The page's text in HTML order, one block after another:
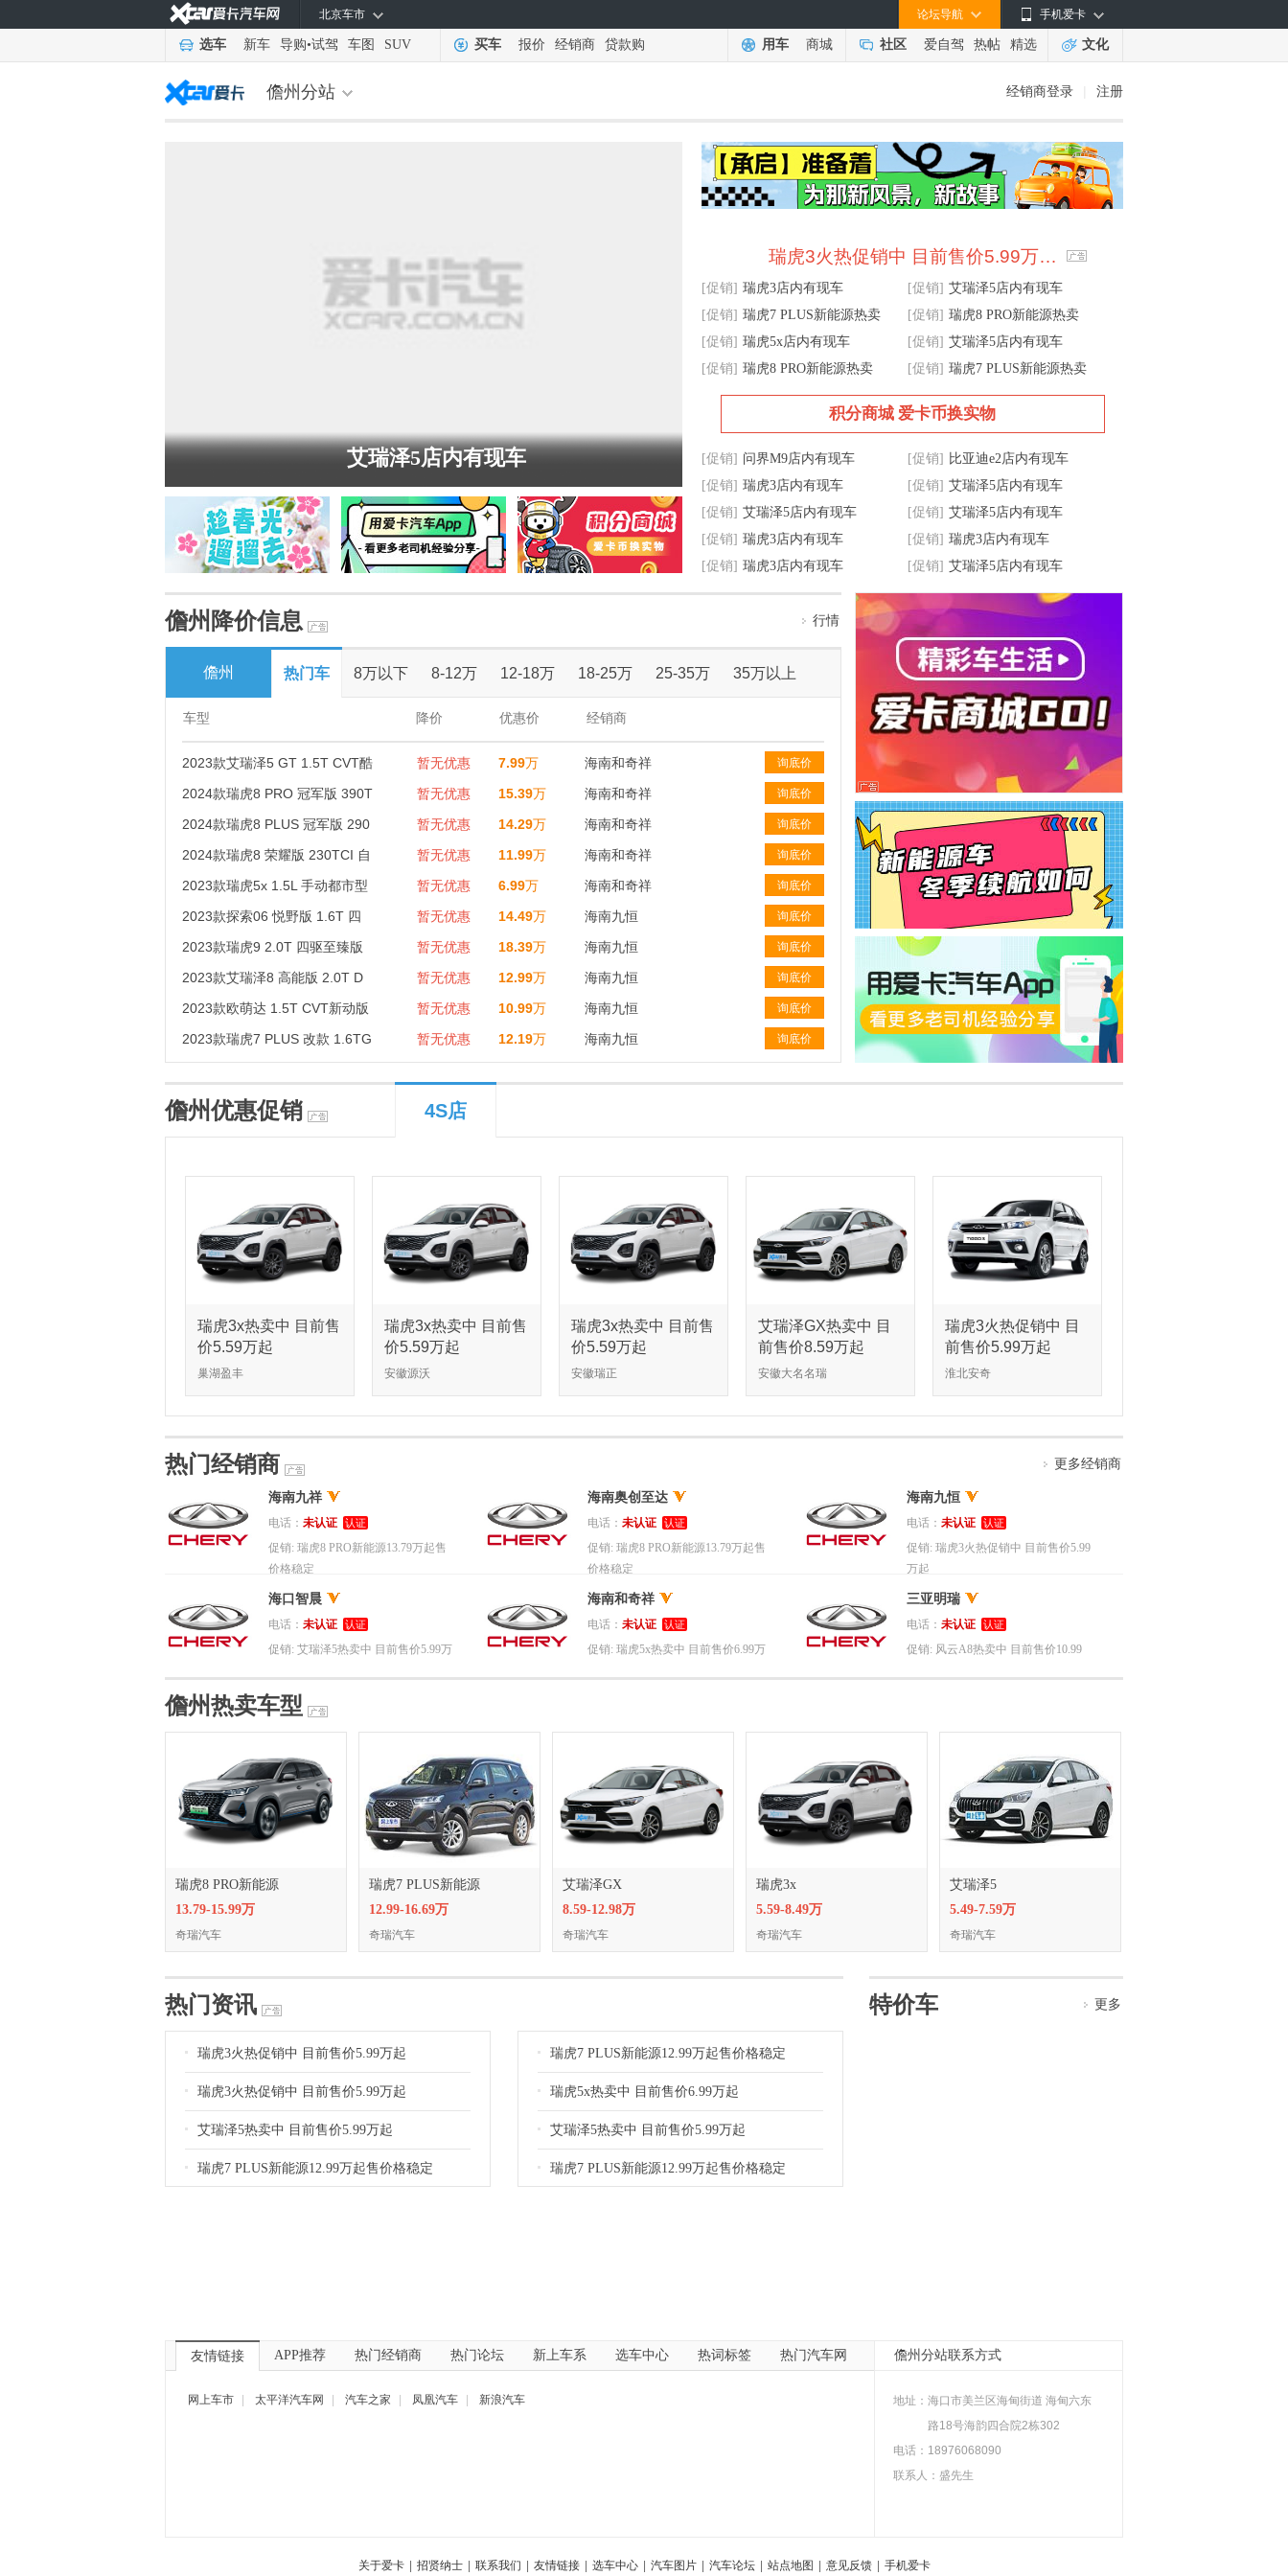
手机爱卡
论坛导航
北京车市
选车 新车 导购•试驾 车图 SUV 买车 报价 经销商 贷款购 用车 商城 社区 爱自驾 热帖 精选 文化
儋州分站 经销商登录 注册
艾瑞泽5店内有现车
瑞虎3火热促销中 目前售价5.99万…
[促销] 瑞虎3店内有现车 [促销] 艾瑞泽5店内有现车
[促销] 瑞虎7 PLUS新能源热卖 [促销] 瑞虎8 PRO新能源热卖
[促销] 瑞虎5x店内有现车 [促销] 艾瑞泽5店内有现车
[促销] 瑞虎8 PRO新能源热卖 [促销] 瑞虎7 PLUS新能源热卖
积分商城 爱卡币换实物
[促销] 问界M9店内有现车 [促销] 比亚迪e2店内有现车
[促销] 瑞虎3店内有现车 [促销] 艾瑞泽5店内有现车
[促销] 艾瑞泽5店内有现车 [促销] 艾瑞泽5店内有现车
[促销] 瑞虎3店内有现车 [促销] 瑞虎3店内有现车
[促销] 瑞虎3店内有现车 [促销] 艾瑞泽5店内有现车
儋州降价信息 行情
儋州 热门车 8万以下 8-12万 12-18万 18-25万 25-35万 35万以上
车型 降价 优惠价 经销商
2023款艾瑞泽5 GT 1.5T CVT酷 暂无优惠 7.99万 海南和奇祥 询底价
2024款瑞虎8 PRO 冠军版 390T 暂无优惠 15.39万 海南和奇祥 询底价
2024款瑞虎8 PLUS 冠军版 290 暂无优惠 14.29万 海南和奇祥 询底价
2024款瑞虎8 荣耀版 230TCI 自 暂无优惠 11.99万 海南和奇祥 询底价
2023款瑞虎5x 1.5L 手动都市型 暂无优惠 6.99万 海南和奇祥 询底价
2023款探索06 悦野版 1.6T 四 暂无优惠 14.49万 海南九恒 询底价
2023款瑞虎9 2.0T 四驱至臻版 暂无优惠 18.39万 海南九恒 询底价
2023款艾瑞泽8 高能版 2.0T D 暂无优惠 12.99万 海南九恒 询底价
2023款欧萌达 1.5T CVT新动版 暂无优惠 10.99万 海南九恒 询底价
2023款瑞虎7 PLUS 改款 1.6TG 暂无优惠 12.19万 海南九恒 询底价
儋州优惠促销 4S店
瑞虎3x热卖中 目前售
价5.59万起
巢湖盈丰
瑞虎3x热卖中 目前售
价5.59万起
安徽源沃
瑞虎3x热卖中 目前售
价5.59万起
安徽瑞正
艾瑞泽GX热卖中 目
前售价8.59万起
安徽大名名瑞
瑞虎3火热促销中 目
前售价5.99万起
淮北安奇
热门经销商 更多经销商
海南九祥
电话： 未认证 认证
促销: 瑞虎8 PRO新能源13.79万起售
价格稳定
海南奥创至达
电话： 未认证 认证
促销: 瑞虎8 PRO新能源13.79万起售
价格稳定
海南九恒
电话： 未认证 认证
促销: 瑞虎3火热促销中 目前售价5.99
万起
海口智晨
电话： 未认证 认证
促销: 艾瑞泽5热卖中 目前售价5.99万
海南和奇祥
电话： 未认证 认证
促销: 瑞虎5x热卖中 目前售价6.99万
三亚明瑞
电话： 未认证 认证
促销: 风云A8热卖中 目前售价10.99
儋州热卖车型
瑞虎8 PRO新能源
13.79-15.99万
奇瑞汽车
瑞虎7 PLUS新能源
12.99-16.69万
奇瑞汽车
艾瑞泽GX
8.59-12.98万
奇瑞汽车
瑞虎3x
5.59-8.49万
奇瑞汽车
艾瑞泽5
5.49-7.59万
奇瑞汽车
热门资讯
瑞虎3火热促销中 目前售价5.99万起
瑞虎3火热促销中 目前售价5.99万起
艾瑞泽5热卖中 目前售价5.99万起
瑞虎7 PLUS新能源12.99万起售价格稳定
瑞虎7 PLUS新能源12.99万起售价格稳定
瑞虎5x热卖中 目前售价6.99万起
艾瑞泽5热卖中 目前售价5.99万起
瑞虎7 PLUS新能源12.99万起售价格稳定
特价车 更多
友情链接 APP推荐 热门经销商 热门论坛 新上车系 选车中心 热词标签 热门汽车网
网上车市 太平洋汽车网 汽车之家 凤凰汽车 新浪汽车
儋州分站联系方式
地址： 海口市美兰区海甸街道 海甸六东
路18号海韵四合院2栋302
电话：18976068090
联系人：盛先生
关于爱卡 招贤纳士 联系我们 友情链接 选车中心 汽车图片 汽车论坛 站点地图 意见反馈 手机爱卡